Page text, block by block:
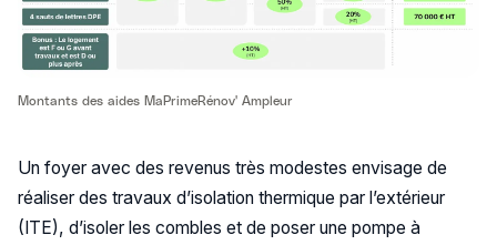
Montants des aides MaPrimeRénov' Ampleur
Un foyer avec des revenus très modestes envisage de
réaliser des travaux d’isolation thermique par l’extérieur
(ITE), d’isoler les combles et de poser une pompe à